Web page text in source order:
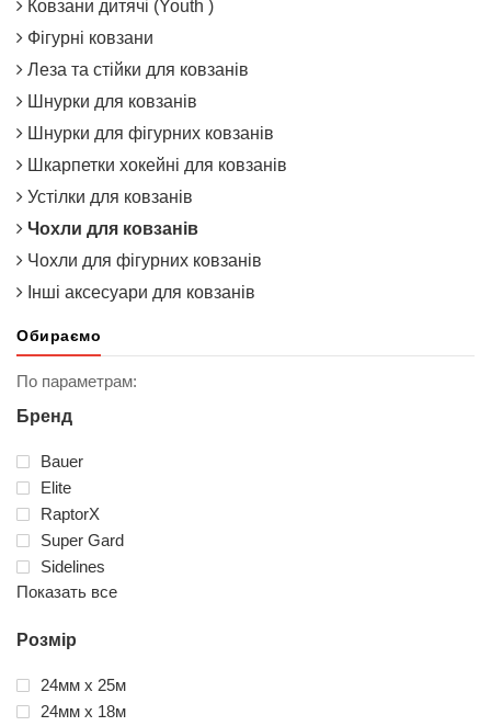
Ковзани дитячі (Youth )
Фігурні ковзани
Леза та стійки для ковзанів
Шнурки для ковзанів
Шнурки для фігурних ковзанів
Шкарпетки хокейні для ковзанів
Устілки для ковзанів
Чохли для ковзанів
Чохли для фігурних ковзанів
Інші аксесуари для ковзанів
Обираємо
По параметрам:
Бренд
Bauer
Elite
RaptorX
Super Gard
Sidelines
Показать все
Розмір
24мм x 25м
24мм x 18м